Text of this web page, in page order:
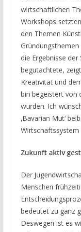
wirtschaftlichen
Workshops
den Themen
die Ergebnisse
begutachtete,
Kreativität und
bin begeistert von
wurden. Ich
‚Bavarian Mut‘
Wirtschaftssystem
Zukunft aktiv
Der
Menschen
bedeutet zu ganz
Deswegen ist es